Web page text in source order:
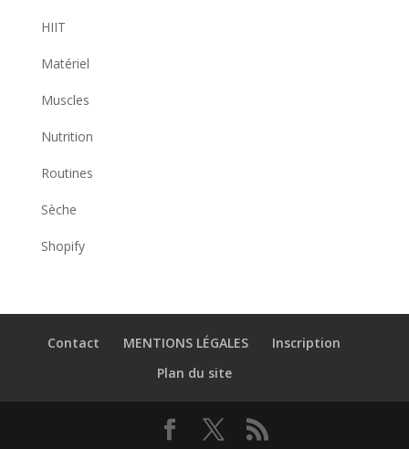
HIIT
Matériel
Muscles
Nutrition
Routines
Sèche
Shopify
Contact MENTIONS LÉGALES
Inscription
Plan du site